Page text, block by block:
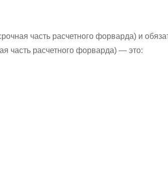
часть расчетного форварда) и
часть расчетного форварда) — это: